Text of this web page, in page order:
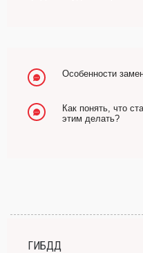
Особенности
Как понять, что
этим делать?
ГИБДД